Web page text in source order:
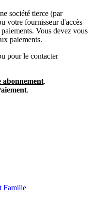
société tierce (par
votre fournisseur d'accès
Vous devez vous
paiements.
pour le contacter
abonnement.
.
Famille